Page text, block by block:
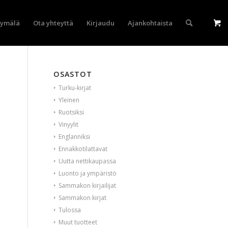
Ota yhteyttä Kirjaudu Ajankohtaista
OSASTOT
Turku-kirjat
Yleinen
Ruotsiksi
Vinyylit
Englanniksi
Ennakkotilattavat
Uutta nettikaupassa
Luonto ja ympäristö
Sammakon kirjailijat
Sammakon kirjat
Tulossa
Muut tuotteet